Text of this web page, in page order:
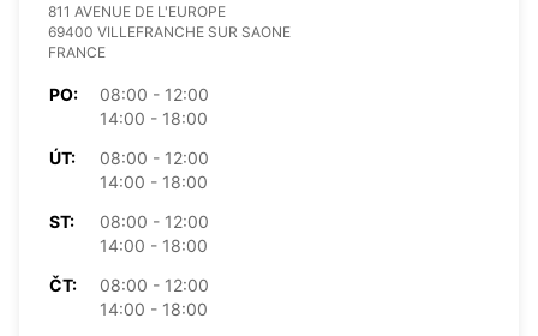
811 AVENUE DE L'EUROPE
69400 VILLEFRANCHE SUR SAONE
FRANCE
PO:
08:00 - 12:00
14:00 - 18:00
ÚT:
08:00 - 12:00
14:00 - 18:00
ST:
08:00 - 12:00
14:00 - 18:00
ČT:
08:00 - 12:00
14:00 - 18:00